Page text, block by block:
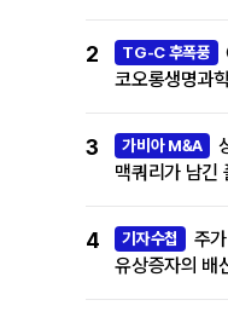
2 TG-C 후폭풍
코오롱생명과
3 가비아 M&A
맥쿼리가 남긴
4 기자수첩
주
유상증자의 배